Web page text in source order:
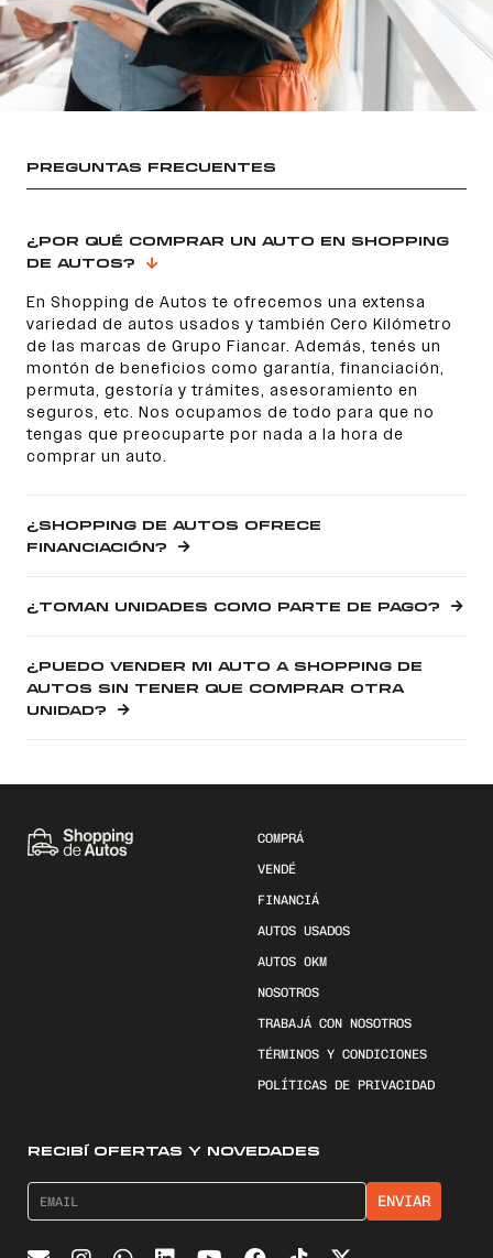
PREGUNTAS FRECUENTES
¿POR QUÉ COMPRAR UN AUTO EN SHOPPING
DE AUTOS?
En Shopping de Autos te ofrecemos una extensa
variedad de autos usados y también Cero Kilómetro
de las marcas de Grupo Fiancar. Además, tenés un
montón de beneficios como garantía, financiación,
permuta, gestoría y trámites, asesoramiento en
seguros, etc. Nos ocupamos de todo para que no
tengas que preocuparte por nada a la hora de
comprar un auto.
¿SHOPPING DE AUTOS OFRECE
FINANCIACIÓN?
¿TOMAN UNIDADES COMO PARTE DE PAGO?
¿PUEDO VENDER MI AUTO A SHOPPING DE
AUTOS SIN TENER QUE COMPRAR OTRA
UNIDAD?
COMPRÁ
VENDÉ
FINANCIÁ
AUTOS USADOS
AUTOS 0KM
NOSOTROS
TRABAJÁ CON NOSOTROS
TÉRMINOS Y CONDICIONES
POLÍTICAS DE PRIVACIDAD
RECIBÍ OFERTAS Y NOVEDADES